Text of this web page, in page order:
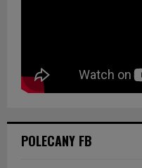
POLECANY FB